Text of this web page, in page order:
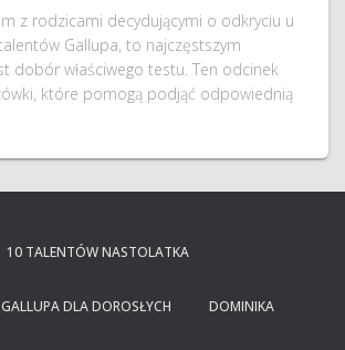
z rodzicami decydującymi o odkryciu u
Gallupa, to najczęstszym
dobór właściwego testu. Ten odcinek
które pomogą podjąć odpowiednią
10 TALENTÓW NASTOLATKA
DLA DOROSŁYCH DOMINIKA